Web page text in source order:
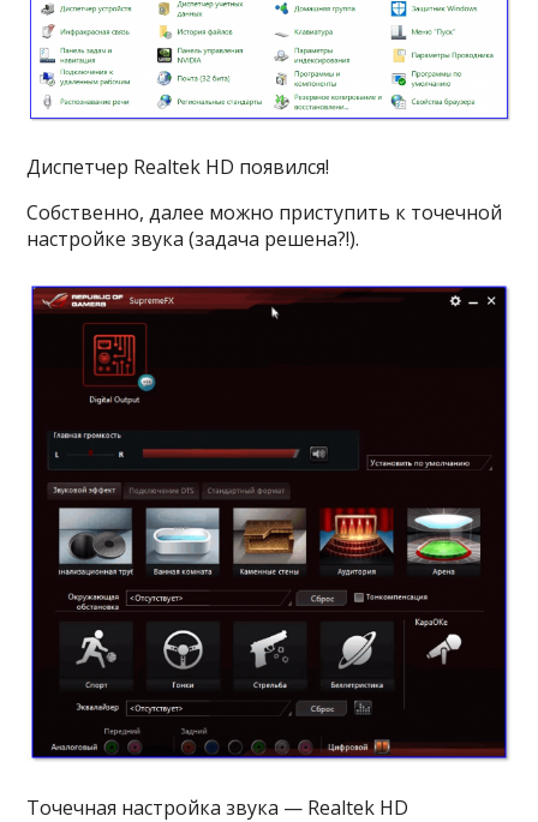
Диспетчер Realtek HD появился!
Собственно, далее можно приступить к точечной
настройке звука (задача решена?!).
Точечная настройка звука — Realtek HD